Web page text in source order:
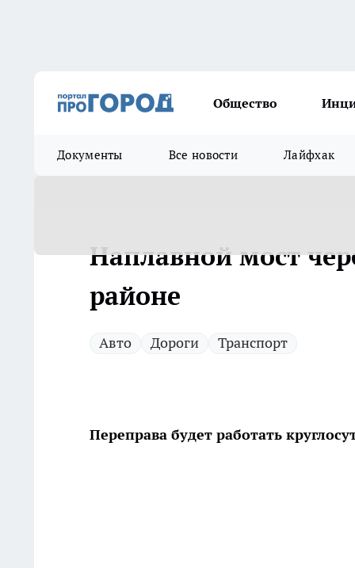
Общество
Документы Все новости Лайфхак
Наплавной мост
районе
Авто Дороги Транспорт
Переправа будет работать